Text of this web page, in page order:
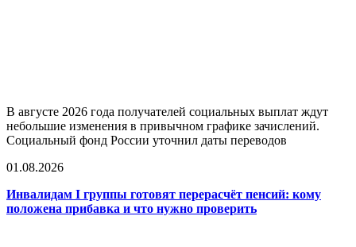
В августе 2026 года получателей социальных выплат ждут
небольшие изменения в привычном графике зачислений.
Социальный фонд России уточнил даты переводов
01.08.2026
Инвалидам I группы готовят перерасчёт пенсий: кому
положена прибавка и что нужно проверить